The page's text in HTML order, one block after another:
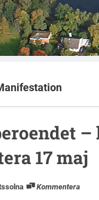
–
17 maj
Kommentera